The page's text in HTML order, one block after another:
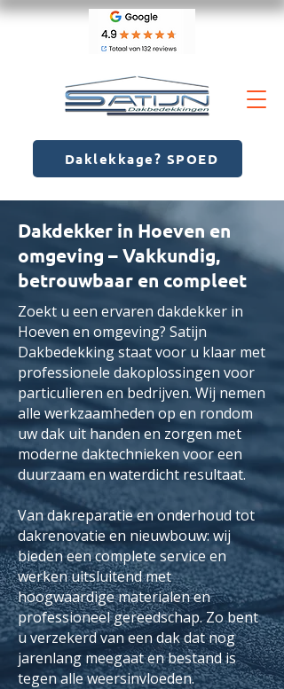
Daklekkage? SPOED
Dakdekker in Hoeven en
omgeving – Vakkundig,
betrouwbaar en compleet
Zoekt u een ervaren dakdekker in
Hoeven en omgeving? Satijn
Dakbedekking staat voor u klaar met
professionele dakoplossingen voor
particulieren en bedrijven. Wij nemen
alle werkzaamheden op en rondom
uw dak uit handen en zorgen met
moderne daktechnieken voor een
duurzaam en waterdicht resultaat.
Van dakreparatie en onderhoud tot
dakrenovatie en nieuwbouw: wij
bieden een complete service en
werken uitsluitend met
hoogwaardige materialen en
professioneel gereedschap. Zo bent
u verzekerd van een dak dat nog
jarenlang meegaat en bestand is
tegen alle weersinvloeden.